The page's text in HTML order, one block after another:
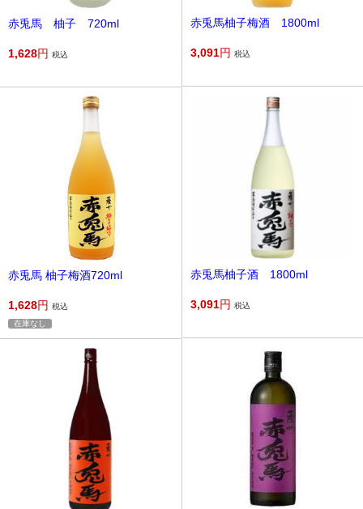
赤兎馬 柚子 720ml
1,628円 税込
赤兎馬柚子梅酒 1800ml
3,091円 税込
赤兎馬 柚子梅酒720ml
1,628円 税込
在庫なし
赤兎馬柚子酒 1800ml
3,091円 税込